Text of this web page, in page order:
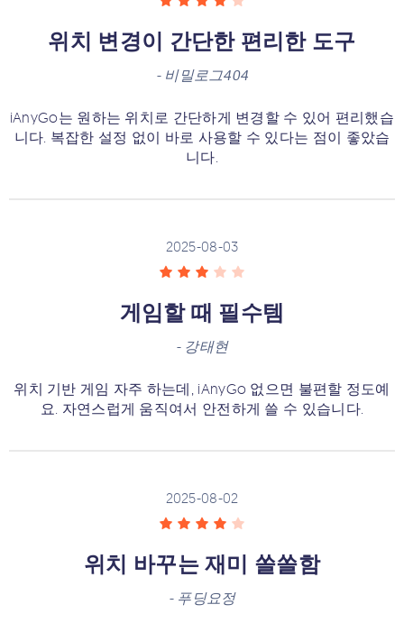
위치 변경이 간단한 편리한 도구
- 비밀로그404
iAnyGo는 원하는 위치로 간단하게 변경할 수 있어 편리했습
니다. 복잡한 설정 없이 바로 사용할 수 있다는 점이 좋았습
니다.
2025-08-03
게임할 때 필수템
- 강태현
위치 기반 게임 자주 하는데, iAnyGo 없으면 불편할 정도예
요. 자연스럽게 움직여서 안전하게 쓸 수 있습니다.
2025-08-02
위치 바꾸는 재미 쏠쏠함
- 푸딩요정